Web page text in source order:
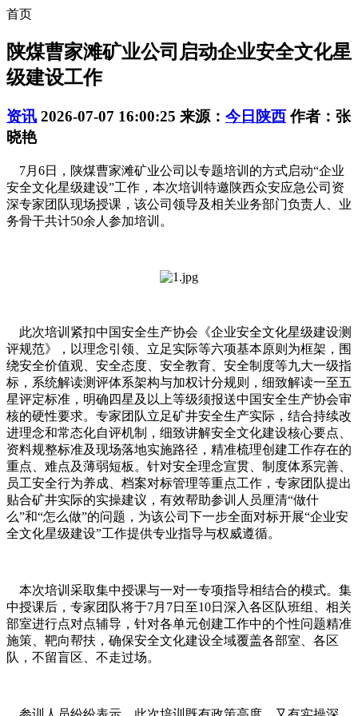
首页
陕煤曹家滩矿业公司启动企业安全文化星
级建设工作
资讯 2026-07-07 16:00:25 来源： 今日陕西 作者：张
晓艳
7月6日，陕煤曹家滩矿业公司以专题培训的方式启动“企业
安全文化星级建设”工作，本次培训特邀陕西众安应急公司资
深专家团队现场授课，该公司领导及相关业务部门负责人、业
务骨干共计50余人参加培训。
此次培训紧扣中国安全生产协会《企业安全文化星级建设测
评规范》，以理念引领、立足实际等六项基本原则为框架，围
绕安全价值观、安全态度、安全教育、安全制度等九大一级指
标，系统解读测评体系架构与加权计分规则，细致解读一至五
星评定标准，明确四星及以上等级须报送中国安全生产协会审
核的硬性要求。专家团队立足矿井安全生产实际，结合持续改
进理念和常态化自评机制，细致讲解安全文化建设核心要点、
资料规整标准及现场落地实施路径，精准梳理创建工作存在的
重点、难点及薄弱短板。针对安全理念宣贯、制度体系完善、
员工安全行为养成、档案对标管理等重点工作，专家团队提出
贴合矿井实际的实操建议，有效帮助参训人员厘清“做什
么”和“怎么做”的问题，为该公司下一步全面对标开展“企业安
全文化星级建设”工作提供专业指导与权威遵循。
本次培训采取集中授课与一对一专项指导相结合的模式。集
中授课后，专家团队将于7月7日至10日深入各区队班组、相关
部室进行点对点辅导，针对各单元创建工作中的个性问题精准
施策、靶向帮扶，确保安全文化建设全域覆盖各部室、各区
队，不留盲区、不走过场。